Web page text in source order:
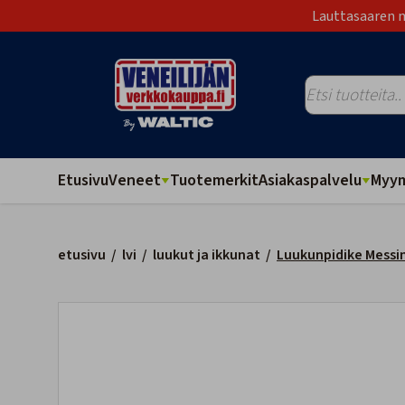
Lauttasaaren
EtusivuVeneet TuotemerkitAsiakaspalvelu
etusivu / lvi / luukut ja ikkunat / Luukunpidike